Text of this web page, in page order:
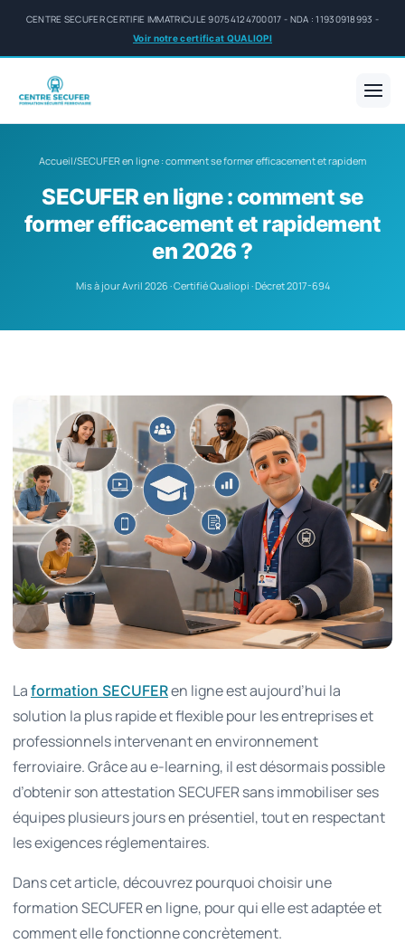
CENTRE SECUFER CERTIFIE IMMATRICULE 90754124700017 - NDA : 11930918993 -
Voir notre certificat QUALIOPI
Accueil/SECUFER en ligne : comment se former efficacement et rapidem
SECUFER en ligne : comment se
former efficacement et rapidement
en 2026 ?
Mis à jour Avril 2026 · Certifié Qualiopi · Décret 2017-694
La formation SECUFERen ligne est aujourd’hui la
solution la plus rapide et flexible pour les entreprises et
professionnels intervenant en environnement
ferroviaire. Grâce au e-learning, il est désormais possible
d’obtenir son attestation SECUFER sans immobiliser ses
équipes plusieurs jours en présentiel, tout en respectant
les exigences réglementaires.
Dans cet article, découvrez pourquoi choisir une
formation SECUFER en ligne, pour qui elle est adaptée et
comment elle fonctionne concrètement.